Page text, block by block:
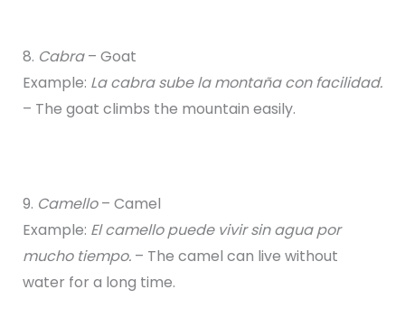
8. Cabra– Goat
Example: La cabra sube la montaña con facilidad.
– The goat climbs the mountain easily.
9. Camello– Camel
Example: El camello puede vivir sin agua por
mucho tiempo.– The camel can live without
water for a long time.